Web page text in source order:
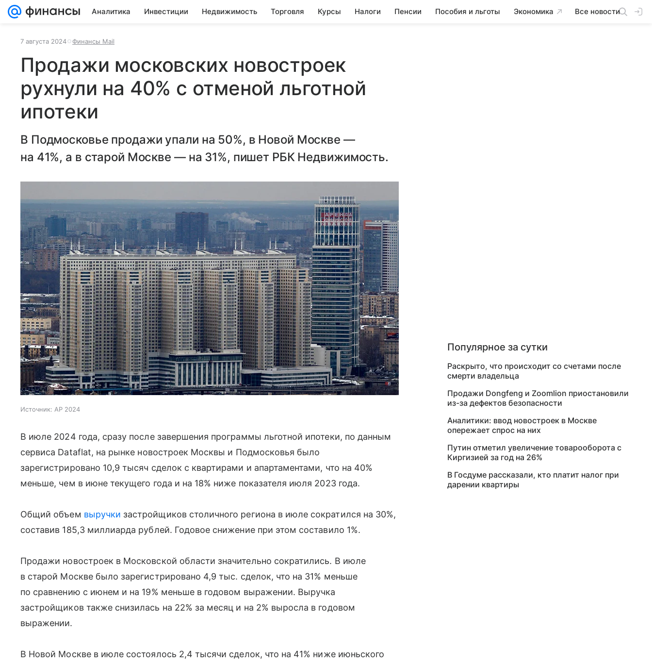
Аналитика Инвестиции Недвижимость Торговля Курсы Налоги Пенсии Пособия и льготы Экономика Все новости
7 августа 2024 Финансы Mail
Продажи московских новостроек
рухнули на 40% с отменой льготной
ипотеки
В Подмосковье продажи упали на 50%, в Новой Москве —
на 41%, а в старой Москве — на 31%, пишет РБК Недвижимость.
Источник: AP 2024
В июле 2024 года, сразу после завершения программы льготной ипотеки, по данным
сервиса Dataflat, на рынке новостроек Москвы и Подмосковья было
зарегистрировано 10,9 тысяч сделок с квартирами и апартаментами, что на 40%
меньше, чем в июне текущего года и на 18% ниже показателя июля 2023 года.
Общий объем выручки застройщиков столичного региона в июле сократился на 30%,
составив 185,3 миллиарда рублей. Годовое снижение при этом составило 1%.
Продажи новостроек в Московской области значительно сократились. В июле
в старой Москве было зарегистрировано 4,9 тыс. сделок, что на 31% меньше
по сравнению с июнем и на 19% меньше в годовом выражении. Выручка
застройщиков также снизилась на 22% за месяц и на 2% выросла в годовом
выражении.
В Новой Москве в июле состоялось 2,4 тысячи сделок, что на 41% ниже июньского
Популярное за сутки
Раскрыто, что происходит со счетами после
смерти владельца
Продажи Dongfeng и Zoomlion приостановили
из-за дефектов безопасности
Аналитики: ввод новостроек в Москве
опережает спрос на них
Путин отметил увеличение товарооборота с
Киргизией за год на 26%
В Госдуме рассказали, кто платит налог при
дарении квартиры